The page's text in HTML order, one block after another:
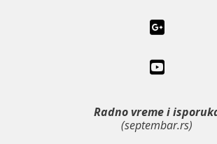
Radno vreme i
(septembar.rs)